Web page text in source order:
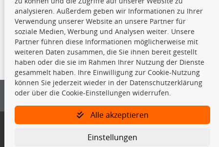
Die hier angezeigten Daten insbesondere die gesamte Datenbank dürfen
nicht kopiert werden.
Es ist zu unterlassen, die Daten oder die gesamte Datenbank ohne
vorherige Zustimmung von TecDoc zu vervielfältigen, zu verbreiten
und/oder diese Handlungen durch Dritte ausführen zu lassen. Ein
Bitte prüfen Sie, ob das über unseren Onlineshop identifizierte Ersatzteil
Gegebenenfalls sind ergänzende Informationen notwendig, um
analysieren. Außerdem geben wir Informationen zu Ihrer
Verwendung unserer Website an unsere Partner für
soziale Medien, Werbung und Analysen weiter. Unsere
Partner führen diese Informationen möglicherweise mit
weiteren Daten zusammen, die Sie ihnen bereit gestellt
haben oder die sie im Rahmen Ihrer Nutzung der Dienste
gesammelt haben. Ihre Einwilligung zur Cookie-Nutzung
können Sie jederzeit wieder in der Datenschutzerklärung
oder über die Cookie-Einstellungen widerrufen.
Alle akzeptieren
Einstellungen